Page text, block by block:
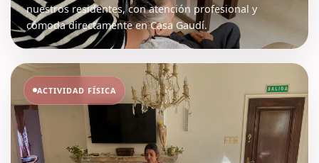
nuestros residentes, con atención profesional y
cómoda directamente en Casa Gaudí.
ACTIVIDAD FÍSICA